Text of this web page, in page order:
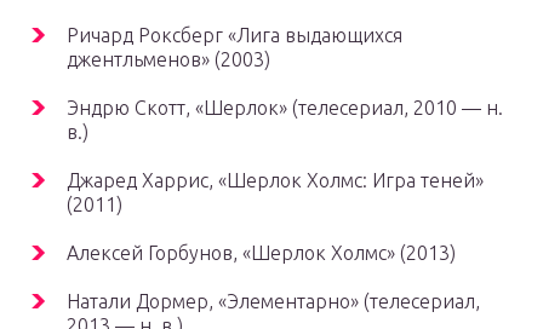
Ричард Роксберг «Лига выдающихся
джентльменов» (2003)
Эндрю Скотт, «Шерлок» (телесериал, 2010 — н.
в.)
Джаред Харрис, «Шерлок Холмс: Игра теней»
(2011)
Алексей Горбунов, «Шерлок Холмс» (2013)
Натали Дормер, «Элементарно» (телесериал,